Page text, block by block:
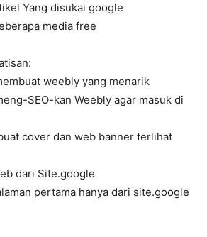
Yang disukai google
media free
weebly yang menarik
SEO-kan Weebly agar masuk di
cover dan web banner terlihat
dari Site.google
pertama hanya dari site.google